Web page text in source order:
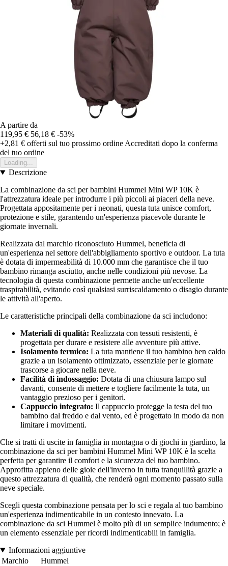
A partire da
119,95 € 56,18 € -53%
+2,81 € offerti sul tuo prossimo ordine Accreditati dopo la conferma
del tuo ordine
Loading...
Descrizione
La combinazione da sci per bambini Hummel Mini WP 10K è
l'attrezzatura ideale per introdurre i più piccoli ai piaceri della neve.
Progettata appositamente per i neonati, questa tuta unisce comfort,
protezione e stile, garantendo un'esperienza piacevole durante le
giornate invernali.
Realizzata dal marchio riconosciuto Hummel, beneficia di
un'esperienza nel settore dell'abbigliamento sportivo e outdoor. La tuta
è dotata di impermeabilità di 10.000 mm che garantisce che il tuo
bambino rimanga asciutto, anche nelle condizioni più nevose. La
tecnologia di questa combinazione permette anche un'eccellente
traspirabilità, evitando così qualsiasi surriscaldamento o disagio durante
le attività all'aperto.
Le caratteristiche principali della combinazione da sci includono:
Materiali di qualità: Realizzata con tessuti resistenti, è
progettata per durare e resistere alle avventure più attive.
Isolamento termico: La tuta mantiene il tuo bambino ben caldo
grazie a un isolamento ottimizzato, essenziale per le giornate
trascorse a giocare nella neve.
Facilità di indossaggio: Dotata di una chiusura lampo sul
davanti, consente di mettere e togliere facilmente la tuta, un
vantaggio prezioso per i genitori.
Cappuccio integrato: Il cappuccio protegge la testa del tuo
bambino dal freddo e dal vento, ed è progettato in modo da non
limitare i movimenti.
Che si tratti di uscite in famiglia in montagna o di giochi in giardino, la
combinazione da sci per bambini Hummel Mini WP 10K è la scelta
perfetta per garantire il comfort e la sicurezza del tuo bambino.
Approfitta appieno delle gioie dell'inverno in tutta tranquillità grazie a
questo attrezzatura di qualità, che renderà ogni momento passato sulla
neve speciale.
Scegli questa combinazione pensata per lo sci e regala al tuo bambino
un'esperienza indimenticabile in un contesto innevato. La
combinazione da sci Hummel è molto più di un semplice indumento; è
un elemento essenziale per ricordi indimenticabili in famiglia.
Informazioni aggiuntive
Marchio
Hummel